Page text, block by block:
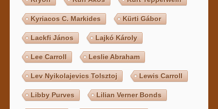
Kyriacos C. Markides Kürti Gábor
Lackfi János Lajkó Károly
Lee Carroll Leslie Abraham
Lev Nyikolajevics Tolsztoj Lewis Carroll
Libby Purves Lilian Verner Bonds